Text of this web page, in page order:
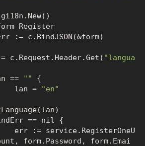
Register
c.Request.Header.Get(
"langua
== "" {
		lan =
"en"
== nil {
form.Password, form.Emai